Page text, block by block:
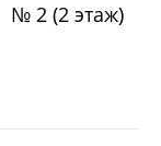
№ 2 (2 этаж)